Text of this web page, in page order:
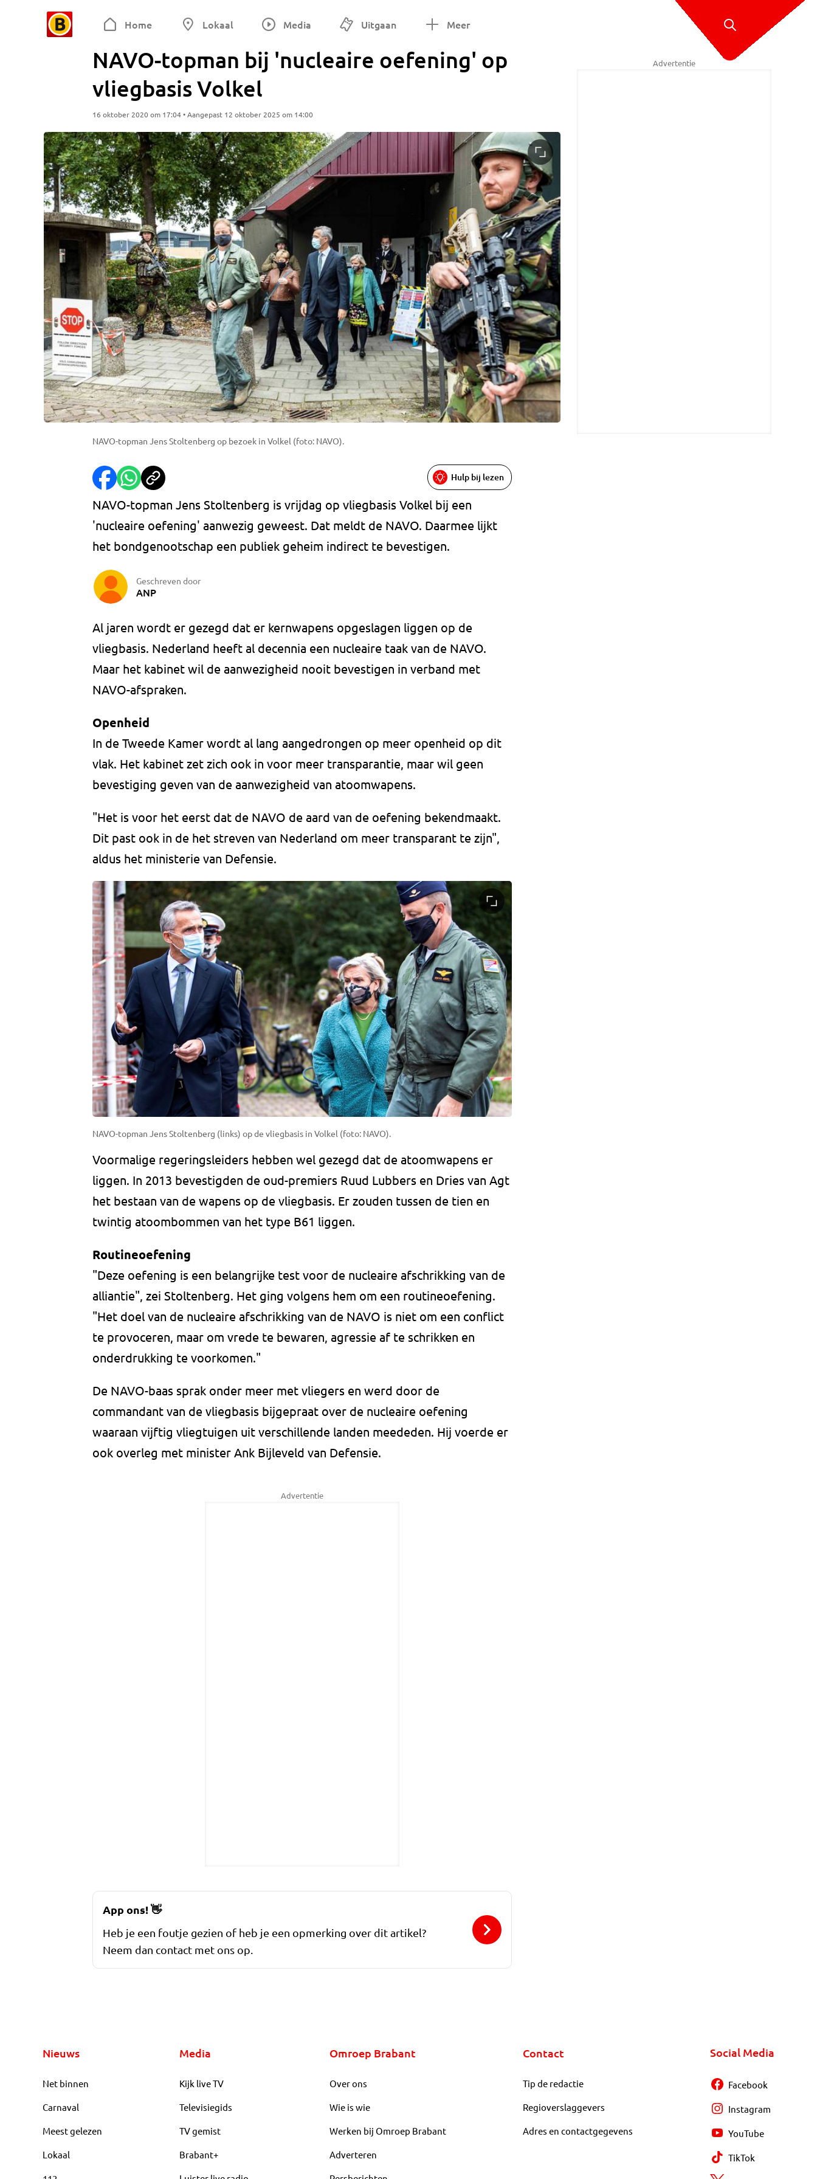
Home Lokaal Media Uitgaan Meer
NAVO-topman bij 'nucleaire oefening' op
vliegbasis Volkel
16 oktober 2020 om 17:04 • Aangepast 12 oktober 2025 om 14:00
NAVO-topman Jens Stoltenberg op bezoek in Volkel (foto: NAVO).
Hulp bij lezen
NAVO-topman Jens Stoltenberg is vrijdag op vliegbasis Volkel bij een
'nucleaire oefening' aanwezig geweest. Dat meldt de NAVO. Daarmee lijkt
het bondgenootschap een publiek geheim indirect te bevestigen.
Geschreven door
ANP
Al jaren wordt er gezegd dat er kernwapens opgeslagen liggen op de
vliegbasis. Nederland heeft al decennia een nucleaire taak van de NAVO.
Maar het kabinet wil de aanwezigheid nooit bevestigen in verband met
NAVO-afspraken.
Openheid
In de Tweede Kamer wordt al lang aangedrongen op meer openheid op dit
vlak. Het kabinet zet zich ook in voor meer transparantie, maar wil geen
bevestiging geven van de aanwezigheid van atoomwapens.
"Het is voor het eerst dat de NAVO de aard van de oefening bekendmaakt.
Dit past ook in de het streven van Nederland om meer transparant te zijn",
aldus het ministerie van Defensie.
NAVO-topman Jens Stoltenberg (links) op de vliegbasis in Volkel (foto: NAVO).
Voormalige regeringsleiders hebben wel gezegd dat de atoomwapens er
liggen. In 2013 bevestigden de oud-premiers Ruud Lubbers en Dries van Agt
het bestaan van de wapens op de vliegbasis. Er zouden tussen de tien en
twintig atoombommen van het type B61 liggen.
Routineoefening
"Deze oefening is een belangrijke test voor de nucleaire afschrikking van de
alliantie", zei Stoltenberg. Het ging volgens hem om een routineoefening.
"Het doel van de nucleaire afschrikking van de NAVO is niet om een conflict
te provoceren, maar om vrede te bewaren, agressie af te schrikken en
onderdrukking te voorkomen."
De NAVO-baas sprak onder meer met vliegers en werd door de
commandant van de vliegbasis bijgepraat over de nucleaire oefening
waaraan vijftig vliegtuigen uit verschillende landen meededen. Hij voerde er
ook overleg met minister Ank Bijleveld van Defensie.
Advertentie
Advertentie
App ons!👋
Heb je een foutje gezien of heb je een opmerking over dit artikel?
Neem dan contact met ons op.
Nieuws
Net binnen
Carnaval
Meest gelezen
Lokaal
Media
Kijk live TV
Televisiegids
TV gemist
Brabant+
Omroep Brabant
Over ons
Wie is wie
Werken bij Omroep Brabant
Adverteren
Contact
Tip de redactie
Regioverslaggevers
Adres en contactgegevens
Social Media
Facebook
Instagram
YouTube
TikTok